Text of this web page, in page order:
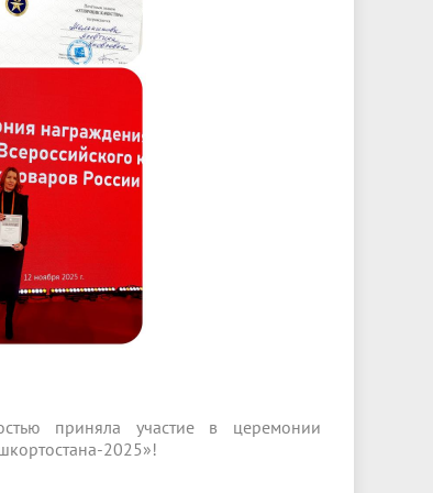
приняла участие в церемонии
2025»!